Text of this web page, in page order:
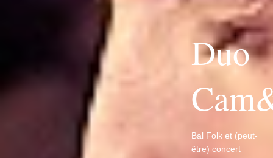
Duo
Bal Folk et (peut-
être) concert